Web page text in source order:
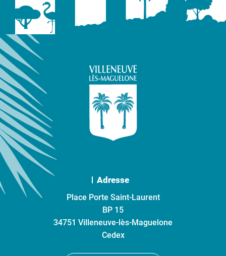
Adresse
Place Porte Saint-Laurent
BP 15
34751 Villeneuve-lès-Maguelone
Cedex